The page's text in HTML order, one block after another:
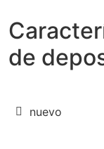
de
nuevo